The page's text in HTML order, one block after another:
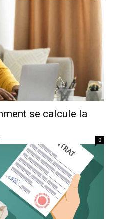
se calcule la
0